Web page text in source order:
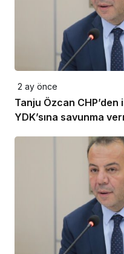
2 ay önce
Tanju Özcan
YDK’sına savunma